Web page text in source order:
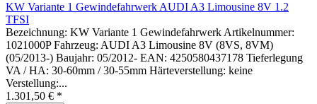
KW Variante 1 Gewindefahrwerk AUDI A3 Limousine 8V 1.2
TFSI
Bezeichnung: KW Variante 1 Gewindefahrwerk Artikelnummer:
1021000P Fahrzeug: AUDI A3 Limousine 8V (8VS, 8VM)
(05/2013-) Baujahr: 05/2012- EAN: 4250580437178 Tieferlegung
VA / HA: 30-60mm / 30-55mm Härteverstellung: keine
Verstellung:...
1.301,50 € *